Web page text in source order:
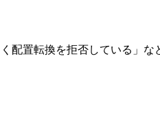
配置転換を拒否している」な